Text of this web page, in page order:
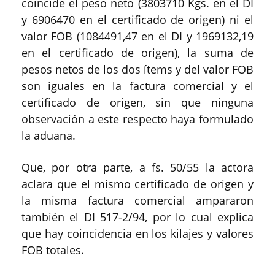
coincide el peso neto (3803710 Kgs. en el DI
y 6906470 en el certificado de origen) ni el
valor FOB (1084491,47 en el DI y 1969132,19
en el certificado de origen), la suma de
pesos netos de los dos ítems y del valor FOB
son iguales en la factura comercial y el
certificado de origen, sin que ninguna
observación a este respecto haya formulado
la aduana.
Que, por otra parte, a fs. 50/55 la actora
aclara que el mismo certificado de origen y
la misma factura comercial ampararon
también el DI 517-2/94, por lo cual explica
que hay coincidencia en los kilajes y valores
FOB totales.